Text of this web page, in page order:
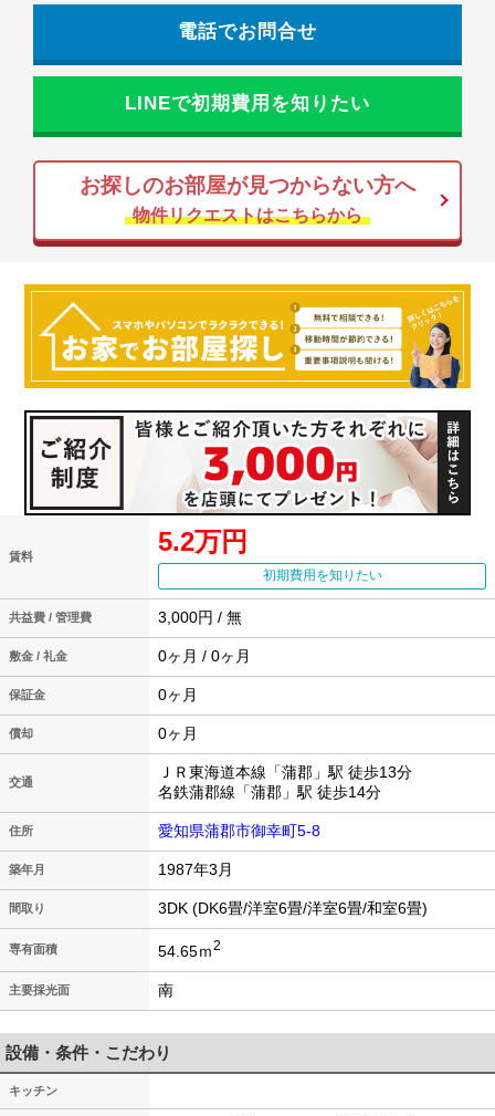
電話でお問合せ
LINEで初期費用を知りたい
お探しのお部屋が見つからない方へ
物件リクエストはこちらから
賃料 5.2万円
初期費用を知りたい
共益費 / 管理費 3,000円 / 無
敷金 / 礼金 0ヶ月 / 0ヶ月
保証金 0ヶ月
償却 0ヶ月
交通
ＪＲ東海道本線「蒲郡」駅 徒歩13分
名鉄蒲郡線「蒲郡」駅 徒歩14分
住所 愛知県蒲郡市御幸町5-8
築年月 1987年3月
間取り 3DK (DK6畳/洋室6畳/洋室6畳/和室6畳)
専有面積 54.65ｍ2
主要採光面 南
設備・条件・こだわり
キッチン